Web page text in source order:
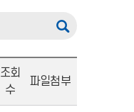
조회
수
파일첨부